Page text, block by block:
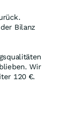
Bilanz
Wir
120 €.